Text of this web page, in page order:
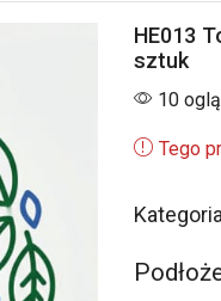
HE013
sztuk
10
Tego